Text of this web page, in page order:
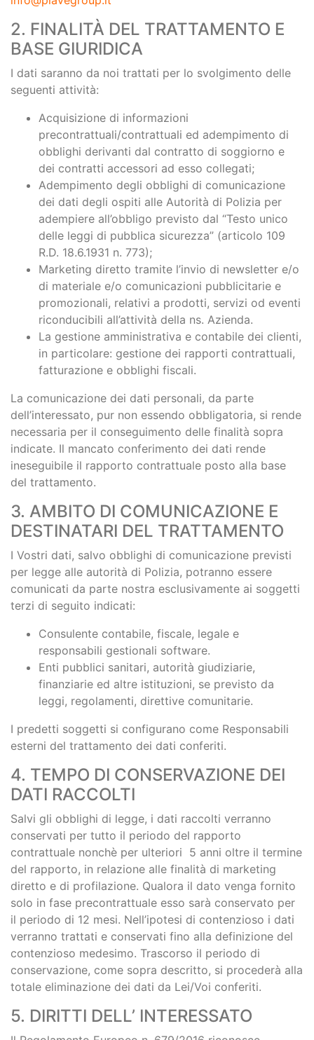
2. FINALITÀ DEL TRATTAMENTO E
BASE GIURIDICA
I dati saranno da noi trattati per lo svolgimento delle
seguenti attività:
Acquisizione di informazioni
precontrattuali/contrattuali ed adempimento di
obblighi derivanti dal contratto di soggiorno e
dei contratti accessori ad esso collegati;
Adempimento degli obblighi di comunicazione
dei dati degli ospiti alle Autorità di Polizia per
adempiere all’obbligo previsto dal “Testo unico
delle leggi di pubblica sicurezza” (articolo 109
R.D. 18.6.1931 n. 773);
Marketing diretto tramite l’invio di newsletter e/o
di materiale e/o comunicazioni pubblicitarie e
promozionali, relativi a prodotti, servizi od eventi
riconducibili all’attività della ns. Azienda.
La gestione amministrativa e contabile dei clienti,
in particolare: gestione dei rapporti contrattuali,
fatturazione e obblighi fiscali.
La comunicazione dei dati personali, da parte
dell’interessato, pur non essendo obbligatoria, si rende
necessaria per il conseguimento delle finalità sopra
indicate. Il mancato conferimento dei dati rende
ineseguibile il rapporto contrattuale posto alla base
del trattamento.
3. AMBITO DI COMUNICAZIONE E
DESTINATARI DEL TRATTAMENTO
I Vostri dati, salvo obblighi di comunicazione previsti
per legge alle autorità di Polizia, potranno essere
comunicati da parte nostra esclusivamente ai soggetti
terzi di seguito indicati:
Consulente contabile, fiscale, legale e
responsabili gestionali software.
Enti pubblici sanitari, autorità giudiziarie,
finanziarie ed altre istituzioni, se previsto da
leggi, regolamenti, direttive comunitarie.
I predetti soggetti si configurano come Responsabili
esterni del trattamento dei dati conferiti.
4. TEMPO DI CONSERVAZIONE DEI
DATI RACCOLTI
Salvi gli obblighi di legge, i dati raccolti verranno
conservati per tutto il periodo del rapporto
contrattuale nonchè per ulteriori 5 anni oltre il termine
del rapporto, in relazione alle finalità di marketing
diretto e di profilazione. Qualora il dato venga fornito
solo in fase precontrattuale esso sarà conservato per
il periodo di 12 mesi. Nell’ipotesi di contenzioso i dati
verranno trattati e conservati fino alla definizione del
contenzioso medesimo. Trascorso il periodo di
conservazione, come sopra descritto, si procederà alla
totale eliminazione dei dati da Lei/Voi conferiti.
5. DIRITTI DELL’ INTERESSATO